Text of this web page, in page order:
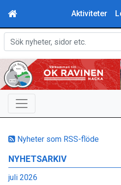
Aktiviteter
Nyheter som RSS-flöde
NYHETSARKIV
juli 2026